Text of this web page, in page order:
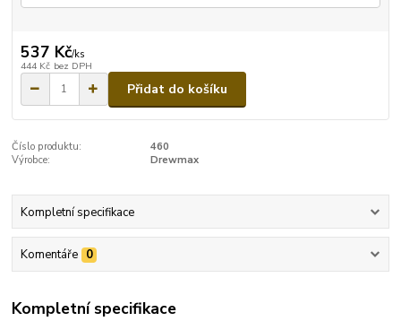
537 Kč/ks
444 Kč bez DPH
Přidat do košíku
Číslo produktu:
460
Výrobce:
Drewmax
Kompletní specifikace
Komentáře 0
Kompletní specifikace